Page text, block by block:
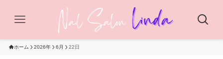
ホーム 2026年 6月 22日